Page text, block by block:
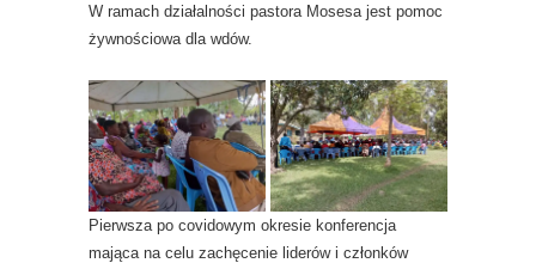
W ramach działalności pastora Mosesa jest pomoc
żywnościowa dla wdów.
Pierwsza po covidowym okresie konferencja
mająca na celu zachęcenie liderów i członków